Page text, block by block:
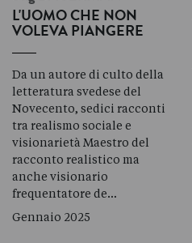
L'UOMO CHE NON
VOLEVA PIANGERE
Da un autore di culto della
letteratura svedese del
Novecento, sedici racconti
tra realismo sociale e
visionarietà Maestro del
racconto realistico ma
anche visionario
frequentatore de…
Gennaio 2025